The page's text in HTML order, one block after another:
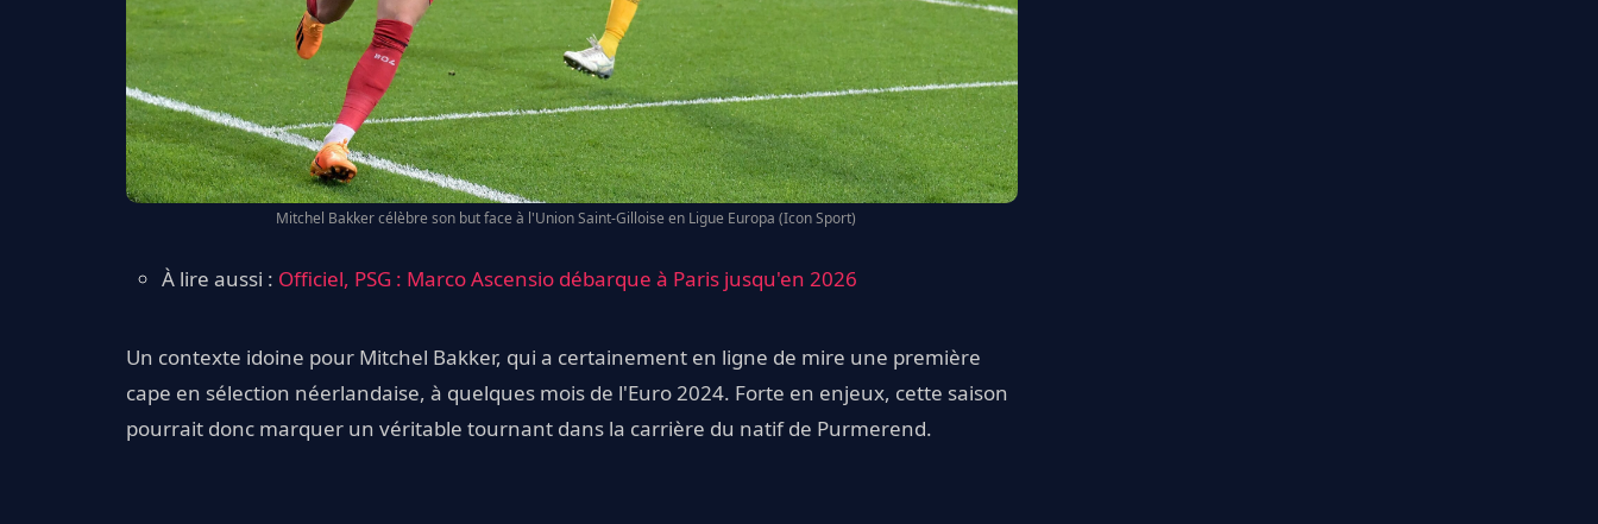
Mitchel Bakker célèbre son but face à l'Union Saint-Gilloise en Ligue Europa (Icon Sport)
À lire aussi : Officiel, PSG : Marco Ascensio débarque à Paris jusqu'en 2026
Un contexte idoine pour Mitchel Bakker, qui a certainement en ligne de mire une première
cape en sélection néerlandaise, à quelques mois de l'Euro 2024. Forte en enjeux, cette saison
pourrait donc marquer un véritable tournant dans la carrière du natif de Purmerend.